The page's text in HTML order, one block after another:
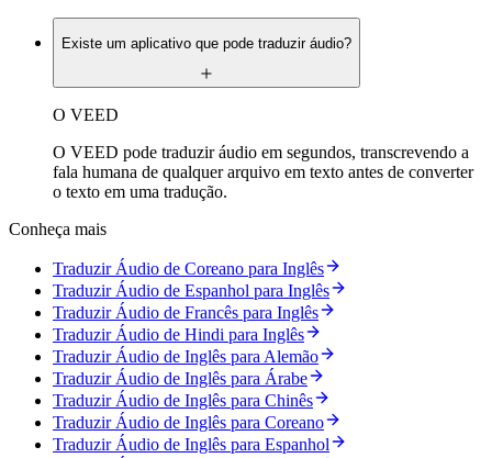
Existe um aplicativo que pode traduzir áudio?
O VEED
O VEED pode traduzir áudio em segundos, transcrevendo a
fala humana de qualquer arquivo em texto antes de converter
o texto em uma tradução.
Conheça mais
Traduzir Áudio de Coreano para Inglês
Traduzir Áudio de Espanhol para Inglês
Traduzir Áudio de Francês para Inglês
Traduzir Áudio de Hindi para Inglês
Traduzir Áudio de Inglês para Alemão
Traduzir Áudio de Inglês para Árabe
Traduzir Áudio de Inglês para Chinês
Traduzir Áudio de Inglês para Coreano
Traduzir Áudio de Inglês para Espanhol